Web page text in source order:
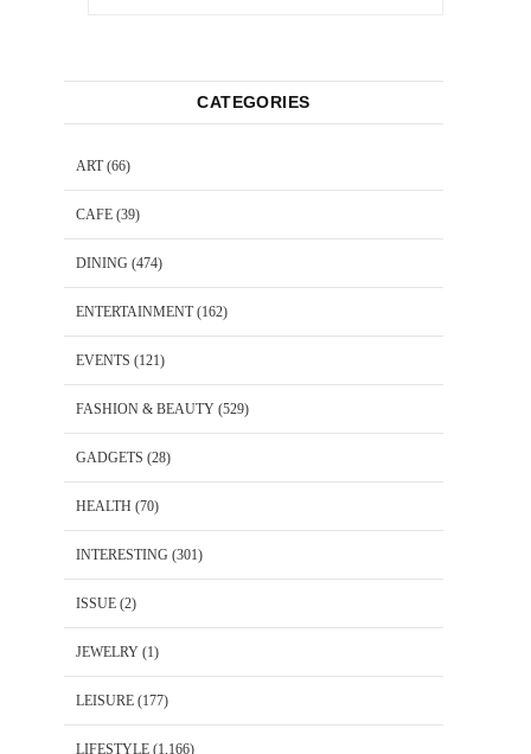
CATEGORIES
ART(66)
CAFE (39)
DINING (474)
ENTERTAINMENT(162)
EVENTS (121)
FASHION & BEAUTY (529)
GADGETS (28)
HEALTH (70)
INTERESTING (301)
ISSUE (2)
JEWELRY (1)
LEISURE (177)
LIFESTYLE (1,166)